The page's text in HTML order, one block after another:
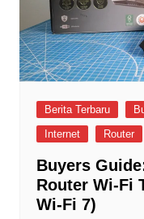
Berita Terbaru
Internet
Router
Buyers
Router Wi-Fi
Wi-Fi 7)